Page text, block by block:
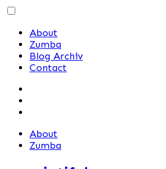
Skip
contentAbout
Zumba
Blog Archiv
Contact
About
Zumba